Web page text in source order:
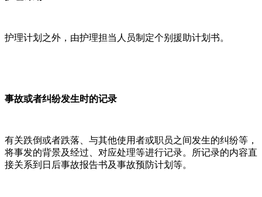
护理计划之外，由护理担当人员制定个别援助计划书。
事故或者纠纷发生时的记录
有关跌倒或者跌落、与其他使用者或职员之间发生的纠纷等，
将事发的背景及经过、对应处理等进行记录。所记录的内容直
接关系到日后事故报告书及事故预防计划等。